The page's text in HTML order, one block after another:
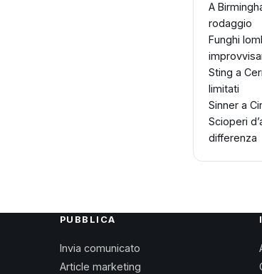
A
rodaggio
Funghi
Sting a
limitati
Sinner a
Scioperi
differenza
PUBBLICA
Invia comunicato
Article marketing